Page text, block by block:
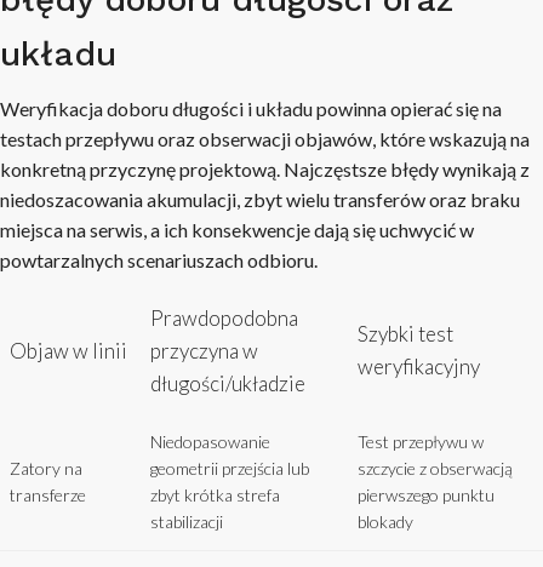
układu
Weryfikacja doboru długości i układu powinna opierać się na
testach przepływu oraz obserwacji objawów, które wskazują na
konkretną przyczynę projektową. Najczęstsze błędy wynikają z
niedoszacowania akumulacji, zbyt wielu transferów oraz braku
miejsca na serwis, a ich konsekwencje dają się uchwycić w
powtarzalnych scenariuszach odbioru.
Objaw w linii
Prawdopodobna
przyczyna w
długości/układzie
Szybki test
weryfikacyjny
Zatory na
transferze
Niedopasowanie
geometrii przejścia lub
zbyt krótka strefa
stabilizacji
Test przepływu w
szczycie z obserwacją
pierwszego punktu
blokady